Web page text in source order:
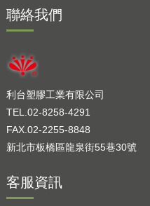
聯絡我們
利台塑膠工業有限公司
TEL.02-8258-4291
FAX.02-2255-8848
新北市板橋區龍泉街55巷30號
客服資訊